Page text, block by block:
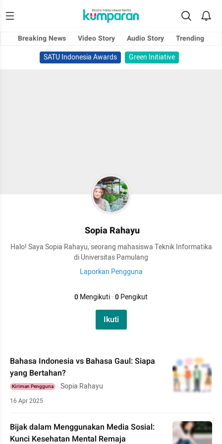
Breaking News Video Story Audio Story
Trending
SATU Indonesia Awards
Green Initiative
Sopia Rahayu
Halo! Saya Sopia Rahayu, seorang mahasiswa Teknik Informatika
di Universitas Pamulang
Laporkan Pengguna
0Mengikuti·0Pengikut
Ikuti
Bahasa Indonesia vs Bahasa Gaul: Siapa
yang Bertahan?
Kiriman Pengguna Sopia Rahayu
16 Apr 2025
Bijak dalam Menggunakan Media Sosial:
Kunci Kesehatan Mental Remaja